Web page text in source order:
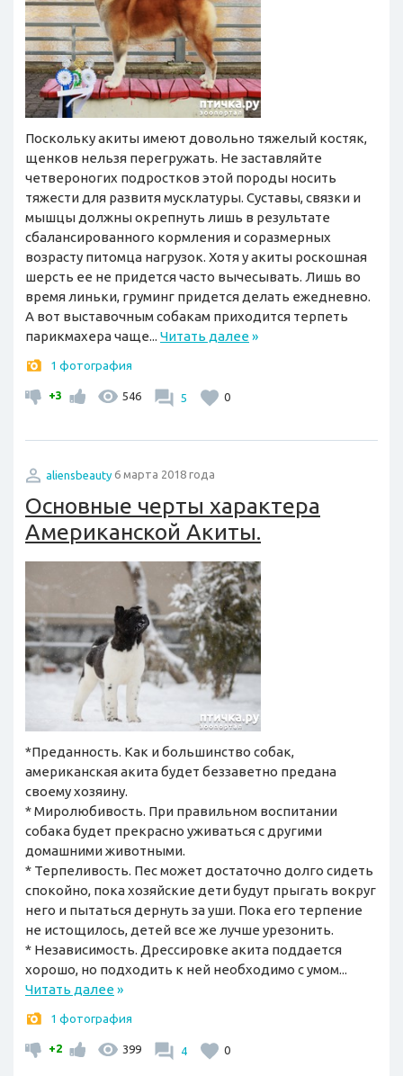
Поскольку акиты имеют довольно тяжелый костяк,
щенков нельзя перегружать. Не заставляйте
четвероногих подростков этой породы носить
тяжести для развитя мусклатуры. Суставы, связки и
мышцы должны окрепнуть лишь в результате
сбалансированного кормления и соразмерных
возрасту питомца нагрузок. Хотя у акиты роскошная
шерсть ее не придется часто вычесывать. Лишь во
время линьки, груминг придется делать ежедневно.
А вот выставочным собакам приходится терпеть
парикмахера чаще... Читать далее»
1 фотография
+3 546 5 0
aliensbeauty 6 марта 2018 года
Основные черты характера
Американской Акиты.
*Преданность. Как и большинство собак,
американская акита будет беззаветно предана
своему хозяину.
* Миролюбивость. При правильном воспитании
собака будет прекрасно уживаться с другими
домашними животными.
* Терпеливость. Пес может достаточно долго сидеть
спокойно, пока хозяйские дети будут прыгать вокруг
него и пытаться дернуть за уши. Пока его терпение
не истощилось, детей все же лучше урезонить.
* Независимость. Дрессировке акита поддается
хорошо, но подходить к ней необходимо с умом...
Читать далее»
1 фотография
+2 399 4 0